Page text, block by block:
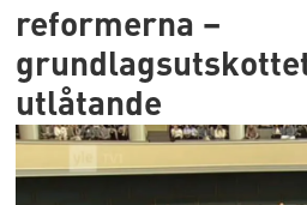
reformerna –
utlåtande